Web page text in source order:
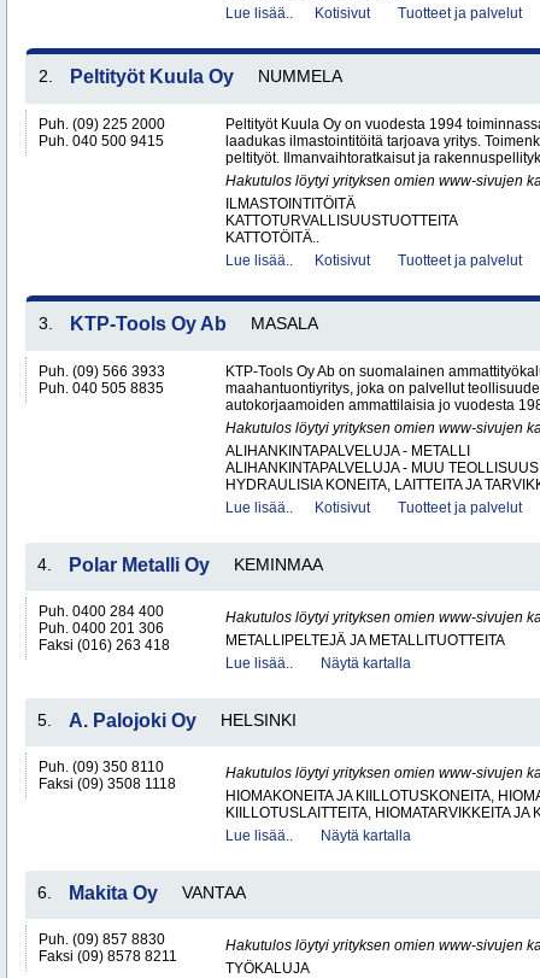
Lue lisää..
Kotisivut Tuotteet ja palvelut
2. Peltityöt Kuula Oy NUMMELA
Puh. (09) 225 2000
Puh. 040 500 9415
Peltityöt Kuula Oy on vuodesta 1994
laadukas ilmastointitöitä tarjoava yritys.
peltityöt. Ilmanvaihtoratkaisut ja
Hakutulos löytyi yrityksen omien www-sivujen
ILMASTOINTITÖITÄ
KATTOTURVALLISUUSTUOTTEITA
KATTOTÖITÄ..
Lue lisää..
Kotisivut Tuotteet ja palvelut
3. KTP-Tools Oy Ab MASALA
Puh. (09) 566 3933
Puh. 040 505 8835
KTP-Tools Oy Ab on suomalainen
maahantuontiyritys, joka on palvellut
autokorjaamoiden ammattilaisia jo vuodesta
Hakutulos löytyi yrityksen omien www-sivujen
ALIHANKINTAPALVELUJA - METALLI
ALIHANKINTAPALVELUJA - MUU TEOLLISUUS
HYDRAULISIA KONEITA, LAITTEITA JA
Lue lisää..
Kotisivut Tuotteet ja palvelut
4. Polar Metalli Oy KEMINMAA
Puh. 0400 284 400
Puh. 0400 201 306
Faksi (016) 263 418
Hakutulos löytyi yrityksen omien www-sivujen
METALLIPELTEJÄ JA METALLITUOTTEITA
Lue lisää..
Näytä kartalla
5. A. Palojoki Oy HELSINKI
Puh. (09) 350 8110
Faksi (09) 3508 1118
Hakutulos löytyi yrityksen omien www-sivujen
HIOMAKONEITA JA KIILLOTUSKONEITA,
KIILLOTUSLAITTEITA, HIOMATARVIKKEITA JA
Lue lisää..
Näytä kartalla
6. Makita Oy VANTAA
Puh. (09) 857 8830
Faksi (09) 8578 8211
Hakutulos löytyi yrityksen omien www-sivujen
TYÖKALUJA